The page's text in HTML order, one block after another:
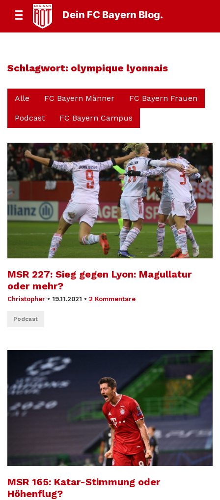
Dein FC Bayern Blog.
Schlagwort: olympique lyonnais
Alle FC Bayern Männer FC Bayern Frauen
Podcast FC Bayern Campus
MSR 227: Sieg gegen Lyon: Magullatur
oder mehr?
Christopher • 19.11.2021 • 2 Kommentare
Podcast
MSR 165: Katar-Stimmung oder
Höhenflug?